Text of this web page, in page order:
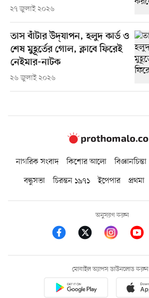
২৭ জুলাই ২০২৬
তাস বাঁটার উদ্‌যাপন, হলুদ কার্ড ও
শেষ মুহূর্তের গোল, ক্লাবে ফিরেই
নেইমার-নাটক
২৬ জুলাই ২০২৬
নাগরিক সংবাদ কিশোর আলো বিজ্ঞানচিন্তা
বন্ধুসভা
চিরন্তন ১৯৭১ ইপেপার প্রথমা
অনুসরণ করুন
মোবাইল অ্যাপস ডাউনলোড করুন